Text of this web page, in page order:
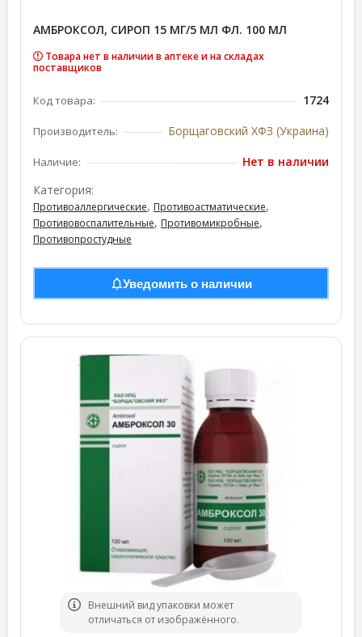
АМБРОКСОЛ, СИРОП 15 МГ/5 МЛ ФЛ. 100 МЛ
Товара нет в наличии в аптеке и на складах
поставщиков
Код товара: 1724
Производитель: Борщаговский ХФЗ (Украина)
Наличие:
Нет в наличии
Категория:
Противоаллергические, Противоастматические,
Противовоспалительные, Противомикробные,
Противопростудные
Уведомить о наличии
Bнешний вид упаковки может
отличаться от изображённого.